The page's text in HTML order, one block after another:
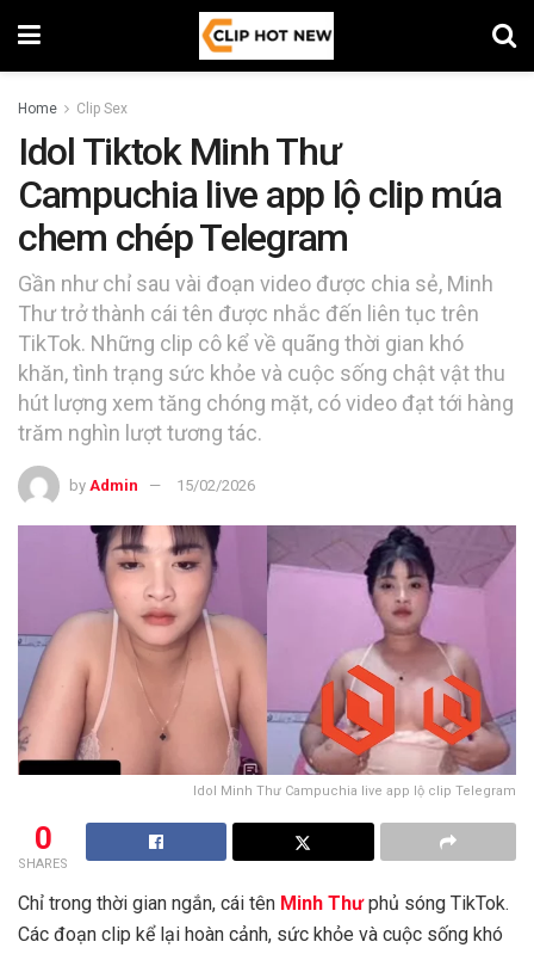
Home Clip Sex
Idol Tiktok Minh Thư
Campuchia live app lộ clip múa
chem chép Telegram
Gần như chỉ sau vài đoạn video được chia sẻ, Minh
Thư trở thành cái tên được nhắc đến liên tục trên
TikTok. Những clip cô kể về quãng thời gian khó
khăn, tình trạng sức khỏe và cuộc sống chật vật thu
hút lượng xem tăng chóng mặt, có video đạt tới hàng
trăm nghìn lượt tương tác.
by Admin 15/02/2026
Idol Minh Thư Campuchia live app lộ clip Telegram
0
SHARES
Chỉ trong thời gian ngắn, cái tên Minh Thưphủ sóng TikTok.
Các đoạn clip kể lại hoàn cảnh, sức khỏe và cuộc sống khó